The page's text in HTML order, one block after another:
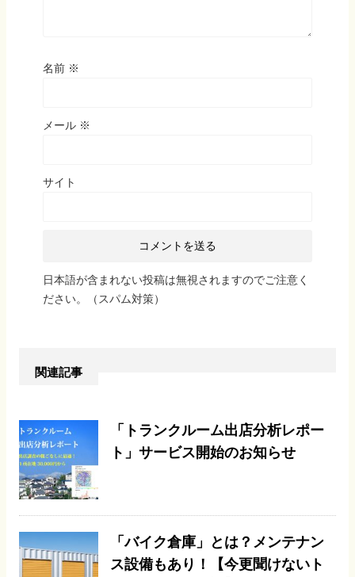
名前 ※
メール ※
サイト
日本語が含まれない投稿は無視されますのでご注意く
ださい。（スパム対策）
関連記事
「トランクルーム出店分析レポー
ト」サービス開始のお知らせ
「バイク倉庫」とは？メンテナン
ス設備もあり！【今更聞けないト